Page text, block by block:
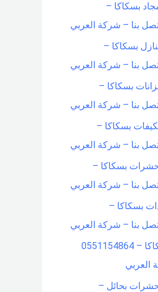
بسكاكا –
بسكاكا –
بسكاكا –
بسكاكا –
بسكاكا –
بسكاكا –
شركة عزل بسكاكا – 0551154864
العربي
بحائل –